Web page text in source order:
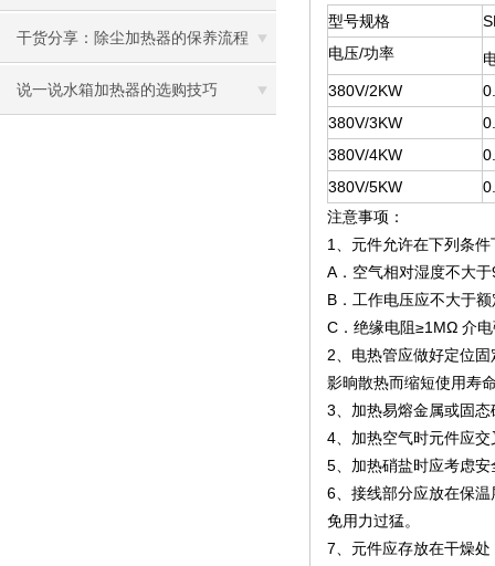
困惑吗？
干货分享：除尘加热器的保养流程
说一说水箱加热器的选购技巧
型号规格
电压/功率
380V/2KW
380V/3KW
380V/4KW
380V/5KW
注意事项：
1、元件允许在下列条件
A．空气相对湿度不大
B．工作电压应不大于
C．绝缘电阻≥1MΩ 介
2、电热管应做好定位
影晌散热而缩短使用寿
3、加热易熔金属或固
4、加热空气时元件应
5、加热硝盐时应考虑
6、接线部分应放在保
免用力过猛。
7、元件应存放在干燥